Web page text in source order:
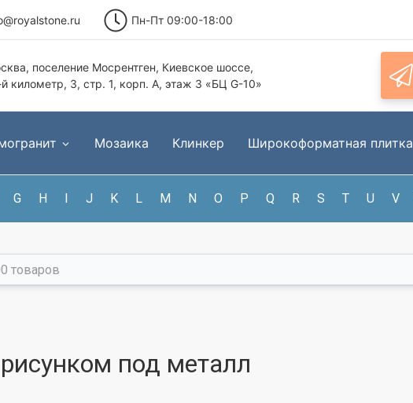
Пн-Пт 09:00-18:00
поселение Мосрентген, Киевское шоссе,
й километр, 3, стр. 1, корп. А, этаж 3 «БЦ G-10»
Мозаика Клинкер Широкоформатная плитка
G H I J K L M N O P Q R S T U V
под металл